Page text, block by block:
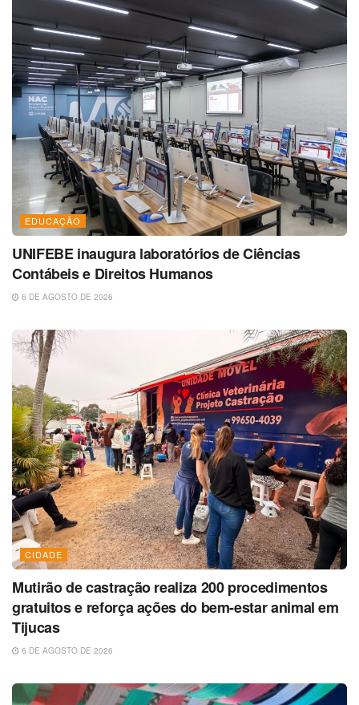
EDUCAÇÃO
UNIFEBE inaugura laboratórios de Ciências
Contábeis e Direitos Humanos
6 DE AGOSTO DE 2026
CIDADE
Mutirão de castração realiza 200 procedimentos
gratuitos e reforça ações do bem-estar animal em
Tijucas
6 DE AGOSTO DE 2026